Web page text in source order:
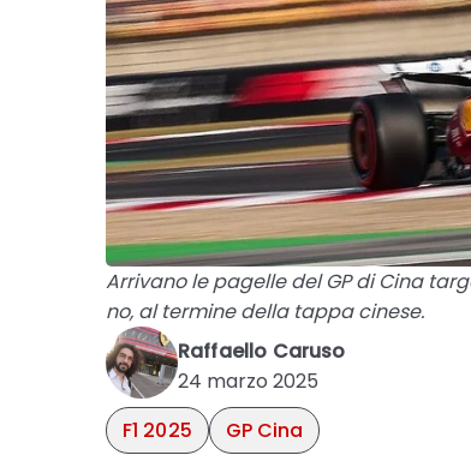
Arrivano le pagelle del GP di Cina
no, al termine della tappa cinese.
Raffaello Caruso
24 marzo 2025
F1 2025
GP Cina